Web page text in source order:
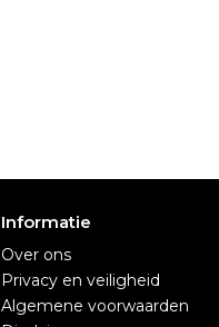
Informatie
Over ons
Privacy en veiligheid
Algemene voorwaarden